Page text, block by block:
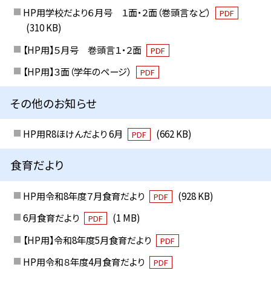
HP用学校だより６月号 １面・２面（巻頭言など）
PDF
(310 KB)
【HP用】５月号 巻頭言１・２面
PDF
【HP用】３面（学年のページ） PDF
その他のお知らせ
HP用R8ほけんだより 6月 PDF (662 KB)
食育だより
HP用令和8年度７月食育だより PDF
(928 KB)
6月食育だより
PDF
(1 MB)
【HP用】令和8年度5月食育だより
PDF
HP用令和８年度4月食育だより PDF